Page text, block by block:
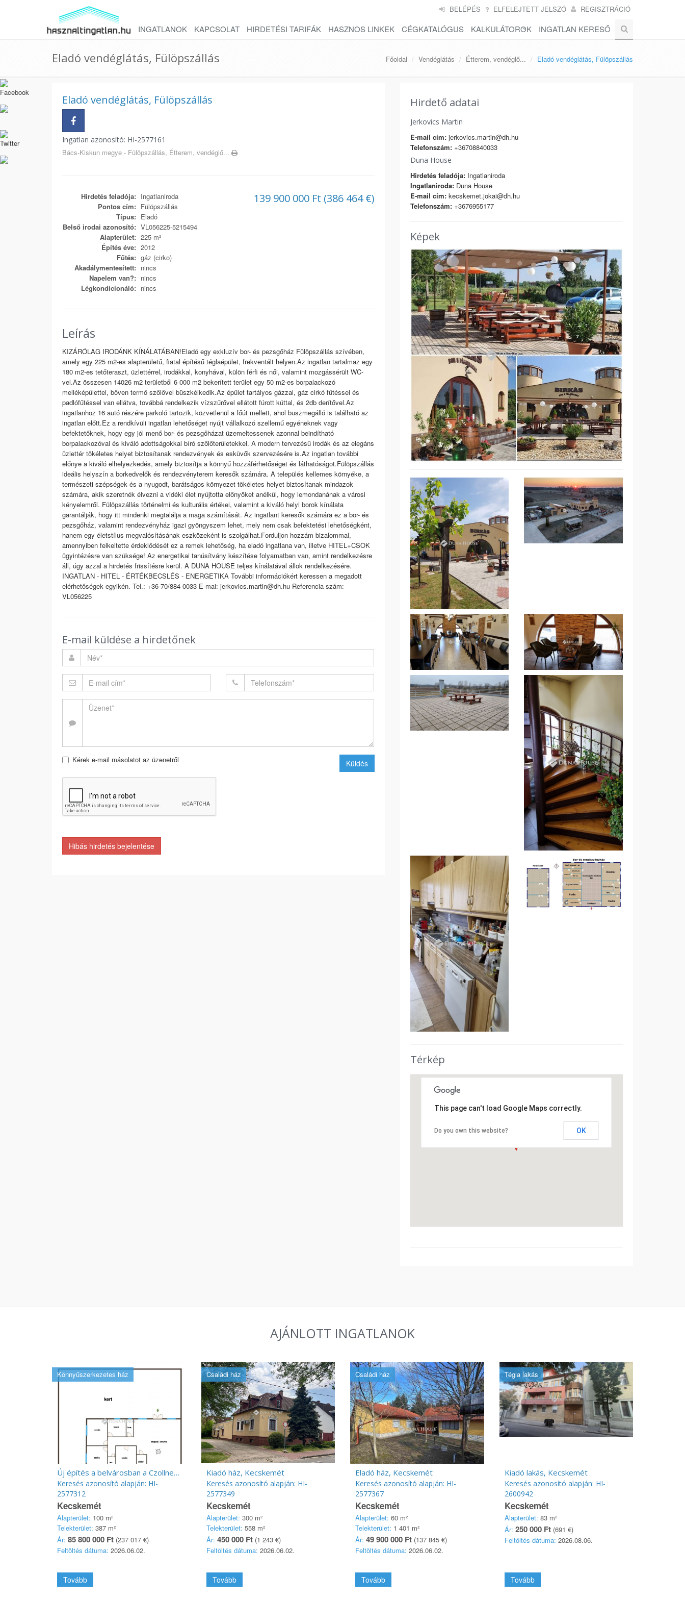
BELÉPÉS ELFELEJTETT JELSZÓ REGISZTRÁCIÓ
INGATLANOK KAPCSOLAT HIRDETÉSI TARIFÁK HASZNOS LINKEK CÉGKATALÓGUS KALKULÁTOROK INGATLAN KERESŐ
Eladó vendéglátás, Fülöpszállás Főoldal Vendéglátás Étterem, vendéglő... Eladó vendéglátás, Fülöpszállás
Eladó vendéglátás, Fülöpszállás
Ingatlan azonosító: HI-2577161
Bács-Kiskun megye - Fülöpszállás, Étterem, vendéglő...
139 900 000 Ft (386 464 €)
Hirdetés feladója: Ingatlaniroda
Pontos cím: Fülöpszállás
Típus: Eladó
Belső irodai azonosító: VL056225-5215494
Alapterület: 225 m²
Építés éve: 2012
Fűtés: gáz (cirko)
Akadálymentesített: nincs
Napelem van?: nincs
Légkondicionáló: nincs
Leírás
KIZÁRÓLAG IRODÁNK KÍNÁLATÁBAN!Eladó egy exkluzív bor- és pezsgőház Fülöpszállás szívében,
amely egy 225 m2-es alapterületű, fiatal építésű téglaépület, frekventált helyen.Az ingatlan tartalmaz egy
180 m2-es tetőteraszt, üzlettérrel, irodákkal, konyhával, külön férfi és női, valamint mozgássérült WC-
vel.Az összesen 14026 m2 területből 6 000 m2 bekerített terület egy 50 m2-es borpalackozó
melléképülettel, bőven termő szőlővel büszkélkedik.Az épület tartályos gázzal, gáz cirkó fűtéssel és
padlófűtéssel van ellátva, továbbá rendelkezik vízszűrővel ellátott fúrott kúttal, és 2db derítővel.Az
ingatlanhoz 16 autó részére parkoló tartozik, közvetlenül a főút mellett, ahol buszmegálló is található az
ingatlan előtt.Ez a rendkívüli ingatlan lehetőséget nyújt vállalkozó szellemű egyéneknek vagy
befektetőknek, hogy egy jól menő bor- és pezsgőházat üzemeltessenek azonnal beindítható
borpalackozóval és kiváló adottságokkal bíró szőlőterületekkel. A modern tervezésű irodák és az elegáns
üzlettér tökéletes helyet biztosítanak rendezvények és esküvők szervezésére is.Az ingatlan további
előnye a kiváló elhelyezkedés, amely biztosítja a könnyű hozzáférhetőséget és láthatóságot.Fülöpszállás
ideális helyszín a borkedvelők és rendezvényterem keresők számára. A település kellemes környéke, a
természeti szépségek és a nyugodt, barátságos környezet tökéletes helyet biztosítanak mindazok
számára, akik szeretnék élvezni a vidéki élet nyújtotta előnyöket anélkül, hogy lemondanának a városi
kényelemről. Fülöpszállás történelmi és kulturális értékei, valamint a kiváló helyi borok kínálata
garantálják, hogy itt mindenki megtalálja a maga számítását. Az ingatlant keresők számára ez a bor- és
pezsgőház, valamint rendezvényház igazi gyöngyszem lehet, mely nem csak befektetési lehetőségként,
hanem egy életstílus megvalósításának eszközeként is szolgálhat.Forduljon hozzám bizalommal,
amennyiben felkeltette érdeklődését ez a remek lehetőség, ha eladó ingatlana van, illetve HITEL+CSOK
ügyintézésre van szüksége! Az energetikai tanúsítvány készítése folyamatban van, amint rendelkezésre
áll, úgy azzal a hirdetés frissítésre kerül. A DUNA HOUSE teljes kínálatával állok rendelkezésére.
INGATLAN - HITEL - ÉRTÉKBECSLÉS - ENERGETIKA További információkért keressen a megadott
elérhetőségek egyikén. Tel.: +36-70/884-0033 E-mai: jerkovics.martin@dh.hu Referencia szám:
VL056225
E-mail küldése a hirdetőnek
Kérek e-mail másolatot az üzenetről Küldés
Hibás hirdetés bejelentése
Hirdető adatai
Jerkovics Martin
E-mail cím:jerkovics.martin@dh.hu
Telefonszám:+36708840033
Duna House
Hirdetés feladója:Ingatlaniroda
Ingatlaniroda:Duna House
E-mail cím:kecskemet.jokai@dh.hu
Telefonszám:+3676955177
Képek
Térkép
This page can't load Google Maps correctly.
Do you own this website? OK
AJÁNLOTT INGATLANOK
Könnyűszerkezetes ház
Új építés a belvárosban a Czollner tér szomszédságában
Keresés azonosító alapján: HI-
2577312
Kecskemét
Alapterület: 100 m²
Telekterület: 387 m²
Ár: 85 800 000 Ft (237 017 €)
Feltöltés dátuma: 2026.06.02.
Tovább
Családi ház
Kiadó ház, Kecskemét
Keresés azonosító alapján: HI-
2577349
Kecskemét
Alapterület: 300 m²
Telekterület: 558 m²
Ár: 450 000 Ft(1 243 €)
Feltöltés dátuma: 2026.06.02.
Tovább
Családi ház
Eladó ház, Kecskemét
Keresés azonosító alapján: HI-
2577367
Kecskemét
Alapterület: 60 m²
Telekterület: 1 401 m²
Ár: 49 900 000 Ft (137 845 €)
Feltöltés dátuma: 2026.06.02.
Tovább
Tégla lakás
Kiadó lakás, Kecskemét
Keresés azonosító alapján: HI-
2600942
Kecskemét
Alapterület: 83 m²
Ár: 250 000 Ft(691 €)
Feltöltés dátuma: 2026.08.06.
Tovább